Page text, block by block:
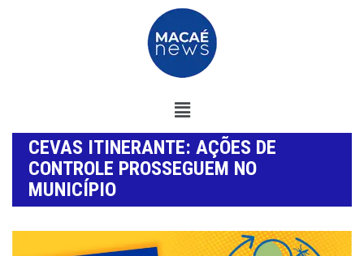
CEVAS ITINERANTE: AÇÕES DE
CONTROLE PROSSEGUEM NO
MUNICÍPIO